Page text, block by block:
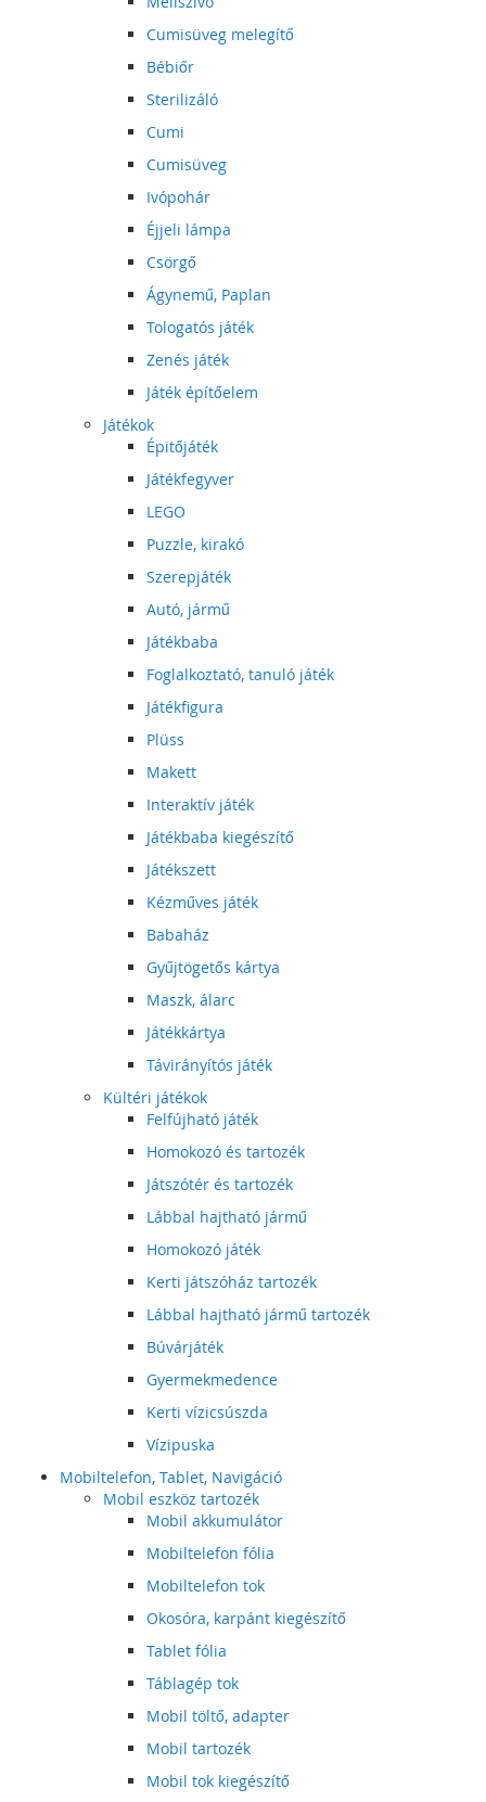
Cumisüveg melegítő
Bébiőr
Sterilizáló
Cumi
Cumisüveg
Ivópohár
Éjjeli lámpa
Csörgő
Ágynemű, Paplan
Tologatós játék
Zenés játék
Játék építőelem
Játékok
Épitőjáték
Játékfegyver
LEGO
Puzzle, kirakó
Szerepjáték
Autó, jármű
Játékbaba
Foglalkoztató, tanuló játék
Játékfigura
Plüss
Makett
Interaktív játék
Játékbaba kiegészítő
Játékszett
Kézműves játék
Babaház
Gyűjtögetős kártya
Maszk, álarc
Játékkártya
Távirányítós játék
Kültéri játékok
Felfújható játék
Homokozó és tartozék
Játszótér és tartozék
Lábbal hajtható jármű
Homokozó játék
Kerti játszóház tartozék
Lábbal hajtható jármű tartozék
Búvárjáték
Gyermekmedence
Kerti vízicsúszda
Vízipuska
Mobiltelefon, Tablet, Navigáció
Mobil eszköz tartozék
Mobil akkumulátor
Mobiltelefon fólia
Mobiltelefon tok
Okosóra, karpánt kiegészítő
Tablet fólia
Táblagép tok
Mobil töltő, adapter
Mobil tartozék
Mobil tok kiegészítő